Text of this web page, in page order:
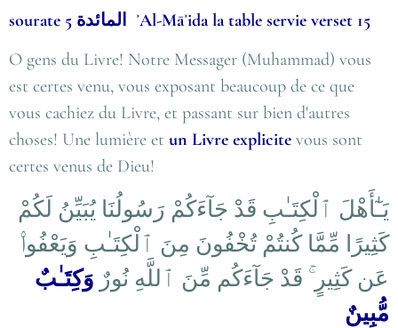
sourate 5 المائدة ʾAl-Māʾida la table servie verset 15
O gens du Livre! Notre Messager (Muhammad) vous
est certes venu, vous exposant beaucoup de ce que
vous cachiez du Livre, et passant sur bien d'autres
choses! Une lumière et un Livre explicite vous sont
certes venus de Dieu!
يَـٰٓأَهْلَ ٱلْكِتَـٰبِ قَدْ جَآءَكُمْ رَسُولُنَا يُبَيِّنُ لَكُمْ
كَثِيرًا مِّمَّا كُنتُمْ تُخْفُونَ مِنَ ٱلْكِتَـٰبِ وَيَعْفُوا۟
عَن كَثِيرٍۚ قَدْ جَآءَكُم مِّنَ ٱللَّهِ نُورٌ وَكِتَـٰبٌ
مُّبِينٌ